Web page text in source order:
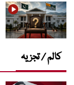
کالم / تجزیہ